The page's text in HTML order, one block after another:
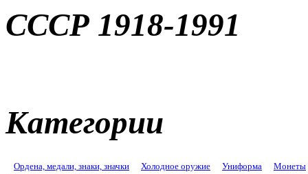
СССР 1918-1991
Категории
Ордена, медали, знаки, значки Холодное оружие Униформа Монеты